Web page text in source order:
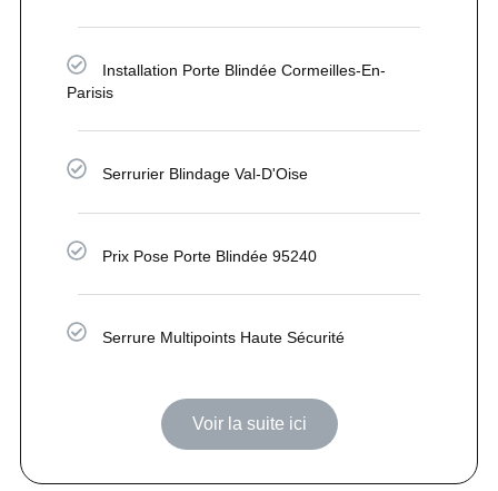
Installation Porte Blindée Cormeilles-En-
Parisis
Serrurier Blindage Val-D'Oise
Prix Pose Porte Blindée 95240
Serrure Multipoints Haute Sécurité
Voir la suite ici